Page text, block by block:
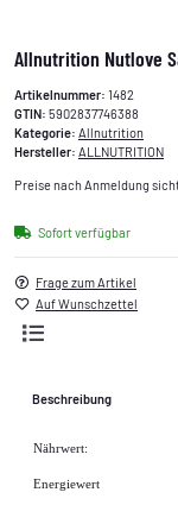
Allnutrition Nutlove
Artikelnummer: 1482
GTIN: 5902837746388
Kategorie: Allnutrition
Hersteller: ALLNUTRITION
Preise nach Anmeldung
Sofort verfügbar
Frage zum Artikel
Auf Wunschzettel
Beschreibung
Nährwert:
Energiewert